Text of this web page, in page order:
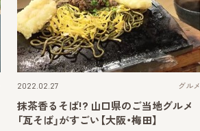
2022.02.27 グルメ
抹茶香るそば!? 山口県のご当地グルメ
「瓦そば」がすごい【大阪・梅田】